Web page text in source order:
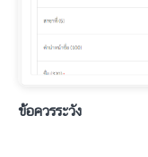
ข้อควรระวัง